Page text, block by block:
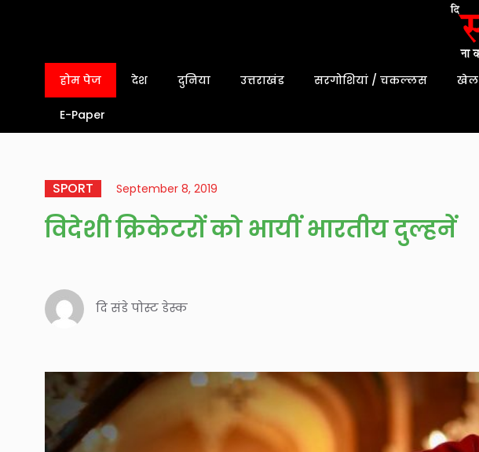
होम पेज देश दुनिया उत्तराखंड सरगोशियां / चकल्लस खेल
E-Paper
SPORT September 8, 2019
विदेशी क्रिकेटरों को भायीं भारतीय दुल्हनें
दि संडे पोस्ट डेस्क